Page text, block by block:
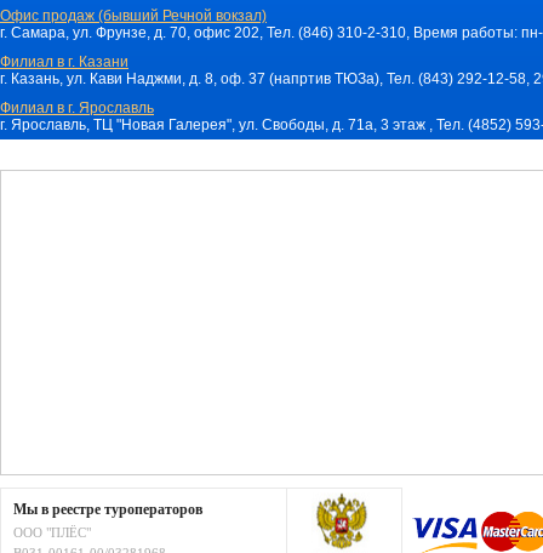
Офис продаж (бывший Речной вокзал)
г. Самара, ул. Фрунзе, д. 70, офис 202, Тел. (846) 310-2-310, Время работы:
Филиал в г. Казани
г. Казань, ул. Кави Наджми, д. 8, оф. 37 (напртив ТЮЗа), Тел. (843) 292-12-
Филиал в г. Ярославль
г. Ярославль, ТЦ "Новая Галерея", ул. Свободы, д. 71a, 3 этаж , Тел. (4852)
Мы в реестре туроператоров
ООО "ПЛЁС"